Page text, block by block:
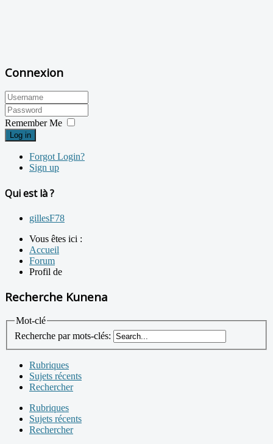
Connexion
Remember Me
Log in
Forgot Login?
Sign up
Qui est là ?
gillesF78
Vous êtes ici :
Accueil
Forum
Profil de
Recherche Kunena
Mot-clé
Recherche par mots-clés:
Rubriques
Sujets récents
Rechercher
Rubriques
Sujets récents
Rechercher